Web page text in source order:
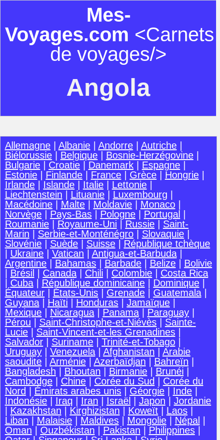
Mes-
Voyages.com <Carnets
de voyages/>
Angola
Allemagne| Albanie| Andorre| Autriche|
Biélorussie| Belgique| Bosnie-Herzégovine|
Bulgarie| Croatie| Danemark| Espagne|
Estonie| Finlande| France| Grèce| Hongrie|
Irlande| Islande| Italie| Lettonie|
Liechtenstein
Lituanie| Luxembourg
Macédoine| Malte| Moldavie| Monaco|
Norvège| Pays-Bas| Pologne| Portugal
Roumanie| Royaume-Uni Russie| Saint-
Marin
Serbie-et-Monténégro| Slovaquie|
Slovénie| Suède| Suisse| République tchèque
Ukraine| Vatican Antigua-et-Barbuda|
Argentine| Bahamas| Barbade| Belize| Bolivie
Brésil Canada| Chili Colombie| Costa Rica
Cuba| République dominicaine| Dominique|
Équateur| États-Unis| Grenade| Guatemala|
Guyana| Haïti Honduras| Jamaïque|
Mexique| Nicaragua| Panama| Paraguay|
Pérou
Saint-Christophe-et-Niévès| Sainte-
Lucie| Saint-Vincent-et-les Grenadines|
Salvador| Suriname| Trinité-et-Tobago|
Uruguay| Venezuela| Afghanistan
Arabie
saoudite| Arménie| Azerbaïdjan Bahreïn
Bangladesh
Bhoutan Birmanie| Brunéi
Cambodge| Chine| Corée du Sud
Corée du
Nord
Émirats arabes unis| Géorgie| Inde|
Indonésie| Iraq Iran Israël Japon
Jordanie
Kazakhstan Kirghizistan Koweït| Laos|
Liban
Malaisie| Maldives| Mongolie| Népal
Oman
Ouzbékistan Pakistan Philippines|